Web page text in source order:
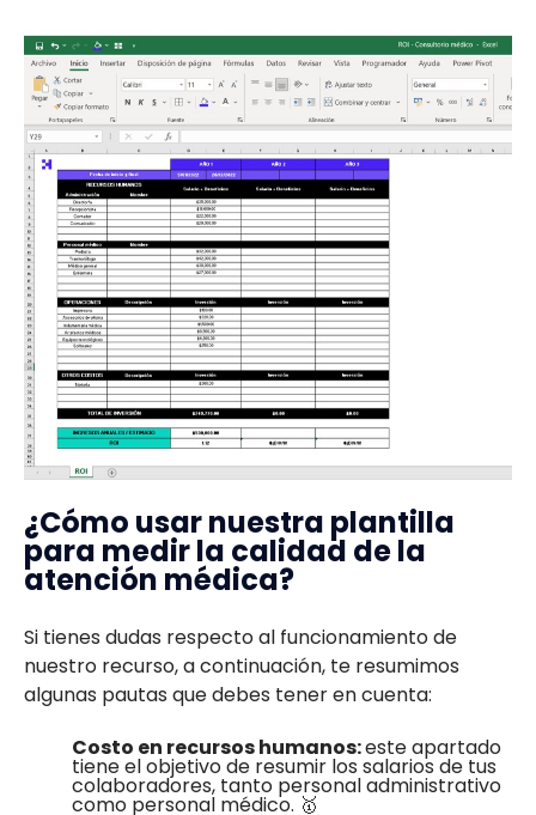
¿Cómo usar nuestra plantilla
para medir la calidad de la
atención médica?
Si tienes dudas respecto al funcionamiento de
nuestro recurso, a continuación, te resumimos
algunas pautas que debes tener en cuenta:
Costo en recursos humanos:este apartado
tiene el objetivo de resumir los salarios de tus
colaboradores, tanto personal administrativo
como personal médico. 🥇